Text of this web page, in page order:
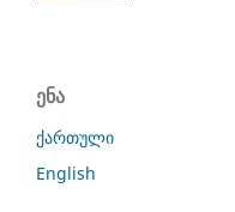
ენა
ქართული
English